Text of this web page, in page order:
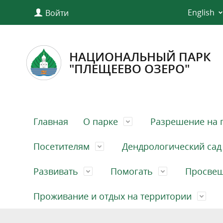
Войти English
НАЦИОНАЛЬНЫЙ ПАРК
"ПЛЕЩЕЕВО ОЗЕРО"
Главная О парке Разрешение на
Посетителям Дендрологический сад
Развивать Помогать
Проживание и отдых на территории